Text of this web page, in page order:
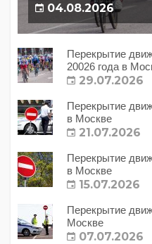
04.08.2026
Перекрытие
20026 года в
29.07.2026
Перекрытие
в Москве
21.07.2026
Перекрытие
в Москве
15.07.2026
Перекрытие
Москве
07.07.2026